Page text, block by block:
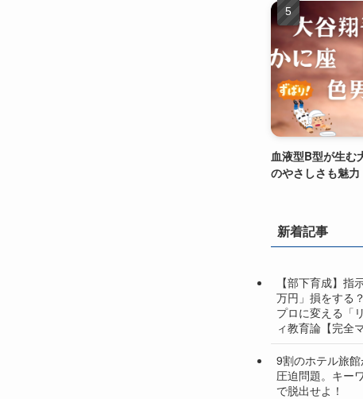
血液型B型が生
のやさしさも魅力
新着記事
【部下育成】指
万円」損をする
プロに変える「
ィ教育論【完全
9割のホテル旅
圧迫問題。キー
で脱出せよ！